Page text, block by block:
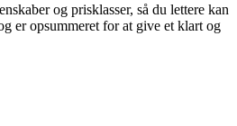
og prisklasser, så du lettere kan
er opsummeret for at give et klart og